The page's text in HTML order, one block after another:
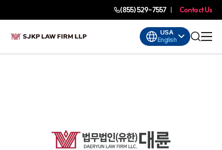
(855) 529-7557 Contact Us
USA
English